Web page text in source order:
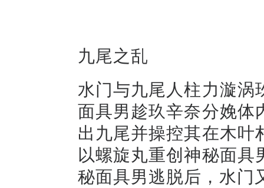
九尾之乱
水门与九尾人柱力漩
面具男趁玖辛奈分娩
出九尾并操控其在木
以螺旋丸重创神秘面
秘面具男逃脱后，水门